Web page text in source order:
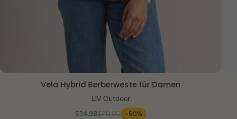
SCHNELLANSICHT
Vela Hybrid Berberweste für Damen
LIV Outdoor
$34.98$70.00 -50%